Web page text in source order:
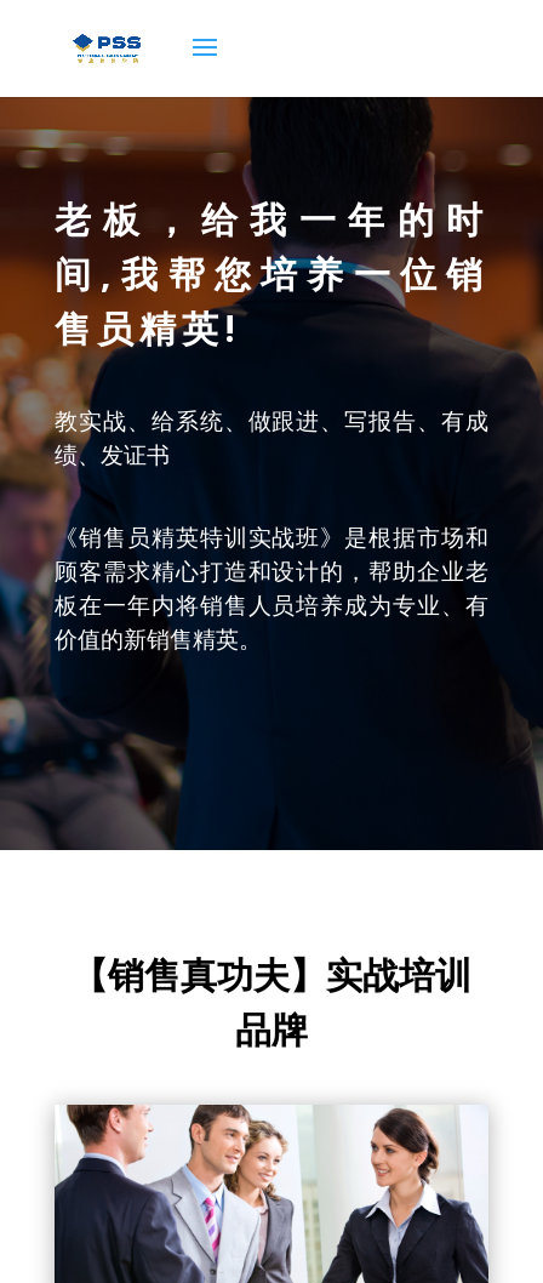
老板，给我一年的时
间,我帮您培养一位销
售员精英!
教实战、给系统、做跟进、写报告、有成
绩、发证书
《销售员精英特训实战班》是根据市场和
顾客需求精心打造和设计的，帮助企业老
板在一年内将销售人员培养成为专业、有
价值的新销售精英。
【销售真功夫】实战培训
品牌